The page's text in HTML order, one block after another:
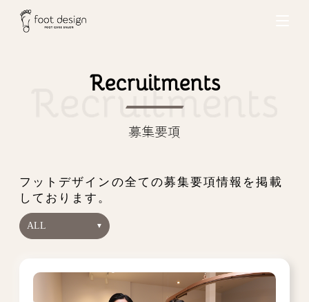
Recruitments
募集要項
フットデザインの全ての募集要項情報を掲載
しております。
ALL